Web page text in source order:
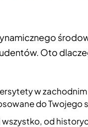
Oto
w
do Twojego
wszystko, od